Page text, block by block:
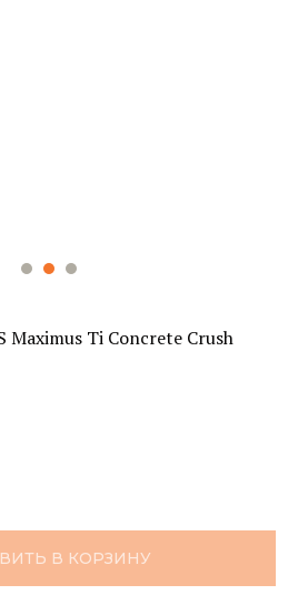
Maximus Ti Concrete Crush
В КОРЗИНУ